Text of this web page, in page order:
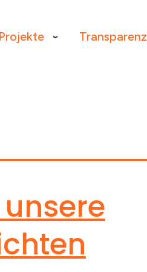
Projekte
Menü
Transparenz